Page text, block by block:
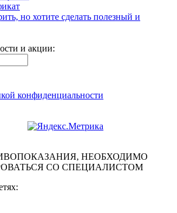
но хотите сделать полезный и
и акции:
конфиденциальности
НЕОБХОДИМО
СО СПЕЦИАЛИСТОМ